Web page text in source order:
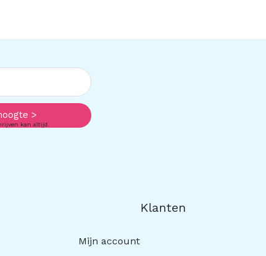
>
kan altijd.
Klanten
Mijn account